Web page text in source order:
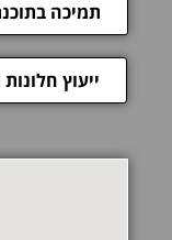
תמיכה
ייעוץ